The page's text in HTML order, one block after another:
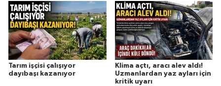
Tarım işçisi çalışıyor
dayıbaşı kazanıyor
Klima açtı, aracı alev aldı!
Uzmanlardan yaz ayları için
kritik uyarı